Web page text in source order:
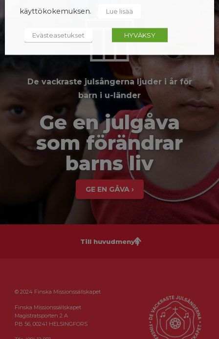
De vackraste julsångerna ljuder i år för
barn i u-länder
Ge en julgåva
som förändrar
barns liv
GE EN GÅVA ›
Till huvudmenyn
© 2024 Finska Missionssällskapet
Finska Missionssällskapet
Magistratsporten 2 A
PB 56, 00241 HELSINGFORS
käyttökokemuksen.
Lue lisää
Evästeasetukset HYVÄKSY